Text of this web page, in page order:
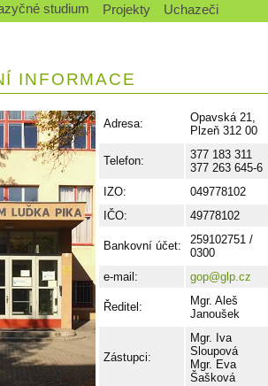
studium Projekty Uchazeči
INFORMACE
Adresa:
Opavská 21,
Plzeň 312 00
Telefon:
377 183 311
377 263 645-6
IZO:
049778102
IČO:
49778102
Bankovní účet:
259102751 /
0300
e-mail:
gop@glp.cz
Ředitel:
Mgr. Aleš
Janoušek
Zástupci:
Mgr. Iva
Sloupová
Mgr. Eva
Šašková